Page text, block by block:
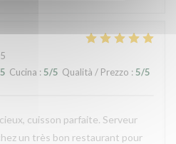
Cucina : 5/5 Qualità / Prezzo : 5/5
cuisson parfaite. Serveur
un très bon restaurant pour